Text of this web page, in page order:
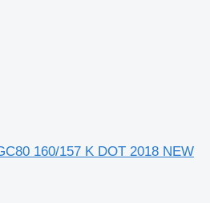
160/157 K DOT 2018 NEW